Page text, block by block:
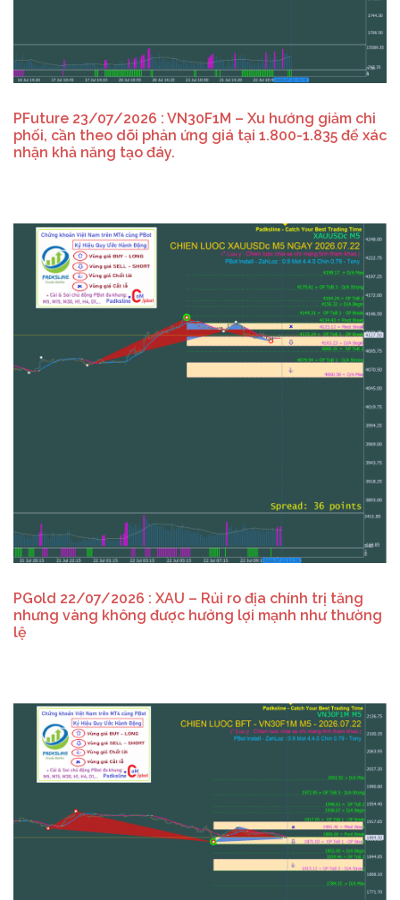
PFuture 23/07/2026 : VN30F1M – Xu hướng giảm chi
phối, cần theo dõi phản ứng giá tại 1.800-1.835 để xác
nhận khả năng tạo đáy.
PGold 22/07/2026 : XAU – Rủi ro địa chính trị tăng
nhưng vàng không được hưởng lợi mạnh như thường
lệ